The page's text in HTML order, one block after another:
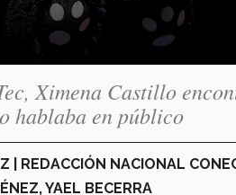
Ximena Castillo
hablaba en público
| REDACCIÓN NACIONAL
YAEL BECERRA